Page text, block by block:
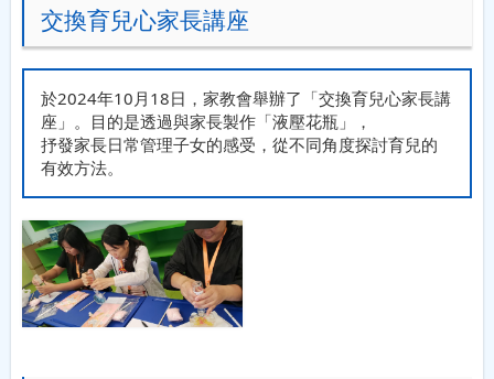
交換育兒心家長講座
於2024年10月18日，家教會舉辦了「交換育兒心家長講
座」。目的是透過與家長製作「液壓花瓶」，
抒發家長日常管理子女的感受，從不同角度探討育兒的
有效方法。